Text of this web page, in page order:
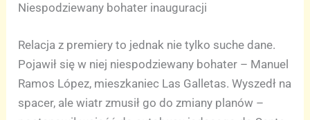
Niespodziewany bohater inauguracji
Relacja z premiery to jednak nie tylko suche dane.
Pojawił się w niej niespodziewany bohater – Manuel
Ramos López, mieszkaniec Las Galletas. Wyszedł na
spacer, ale wiatr zmusił go do zmiany planów –